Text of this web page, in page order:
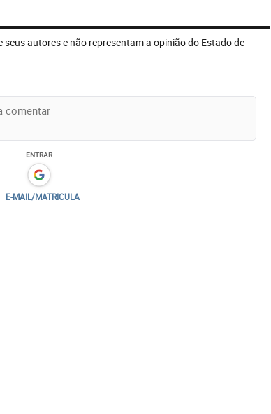
autores e não representam a opinião do Estado de
ENTRAR
E-MAIL/MATRICULA